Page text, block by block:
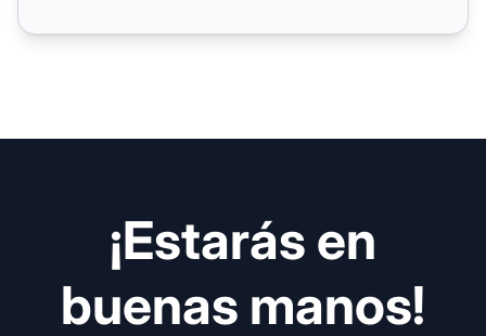
¡Estarás en
buenas manos!